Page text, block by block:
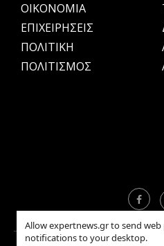
Allow expertnews.gr to send web
notifications to your desktop.
OIKONOMIA
ΕΠΙΧΕΙΡΗΣΕΙΣ
ΠΟΛΙΤΙΚΗ
ΠΟΛΙΤΙΣΜΟΣ